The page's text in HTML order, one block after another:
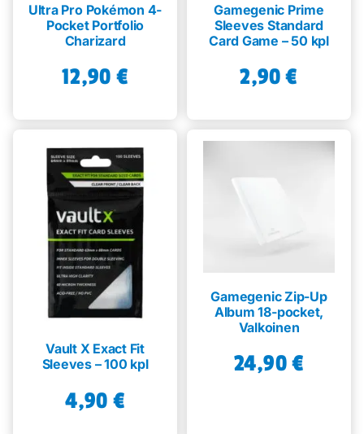
Ultra Pro Pokémon 4-
Pocket Portfolio
Charizard
12,90 €
Gamegenic Prime
Sleeves Standard
Card Game – 50 kpl
2,90€
Vault X Exact Fit
Sleeves – 100 kpl
4,90 €
Gamegenic Zip-Up
Album 18-pocket,
Valkoinen
24,90€